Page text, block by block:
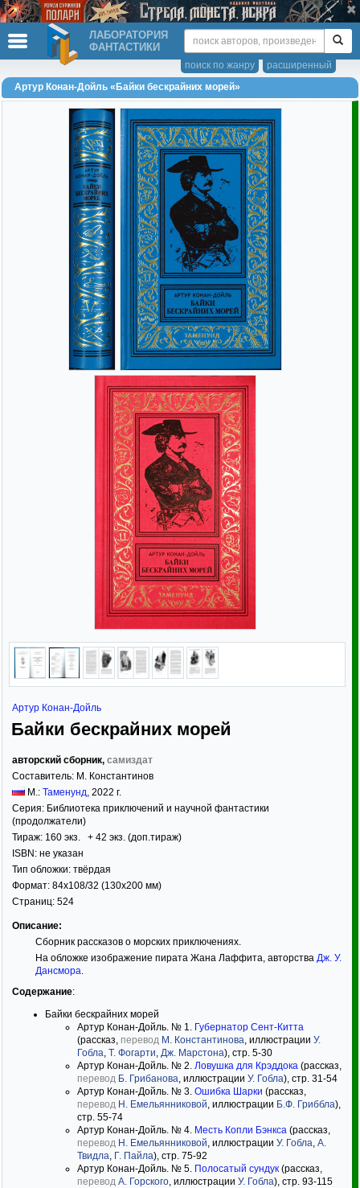
ЛАБОРАТОРИЯ
ФАНТАСТИКИ
расширенный
поиск по жанру
Артур Конан-Дойль «Байки бескрайних морей»
Артур Конан-Дойль
Байки бескрайних морей
авторский сборник, самиздат
Составитель: М. Константинов
М.: Таменунд, 2022 г.
Серия: Библиотека приключений и научной фантастики
(продолжатели)
Тираж: 160 экз. + 42 экз. (доп.тираж)
ISBN: не указан
Тип обложки: твёрдая
Формат: 84x108/32 (130x200 мм)
Страниц: 524
Описание:
Сборник рассказов о морских приключениях.
На обложке изображение пирата Жана Лаффита, авторства Дж. У.
Дансмора.
Содержание:
Байки бескрайних морей
Артур Конан-Дойль. № 1. Губернатор Сент-Китта
(рассказ, перевод М. Константинова, иллюстрации У.
Гобла, Т. Фогарти, Дж. Марстона), стр. 5-30
Артур Конан-Дойль. № 2. Ловушка для Крэддока (рассказ,
перевод Б. Грибанова, иллюстрации У. Гобла), стр. 31-54
Артур Конан-Дойль. № 3. Ошибка Шарки (рассказ,
перевод Н. Емельянниковой, иллюстрации Б.Ф. Гриббла),
стр. 55-74
Артур Конан-Дойль. № 4. Месть Копли Бэнкса (рассказ,
перевод Н. Емельянниковой, иллюстрации У. Гобла, А.
Твидла, Г. Пайла), стр. 75-92
Артур Конан-Дойль. № 5. Полосатый сундук (рассказ,
перевод А. Горского, иллюстрации У. Гобла), стр. 93-115